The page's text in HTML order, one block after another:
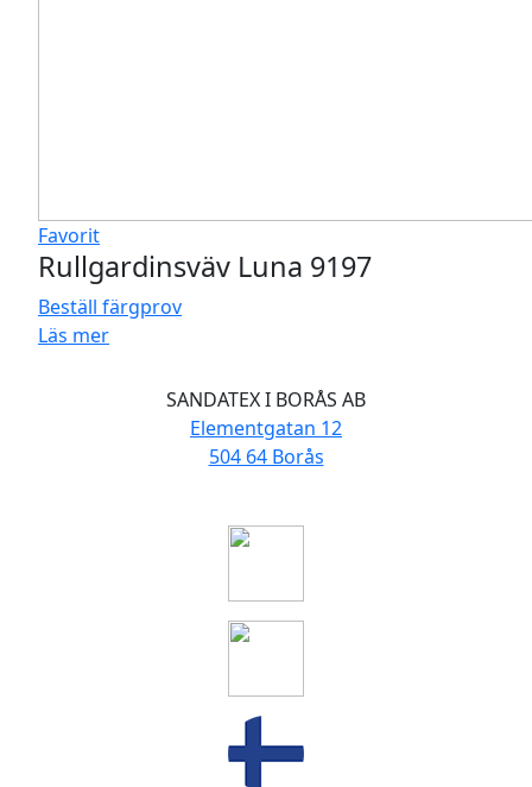
Favorit
Rullgardinsväv Luna 9197
Beställ färgprov
Läs mer
SANDATEX I BORÅS AB
Elementgatan 12
504 64 Borås